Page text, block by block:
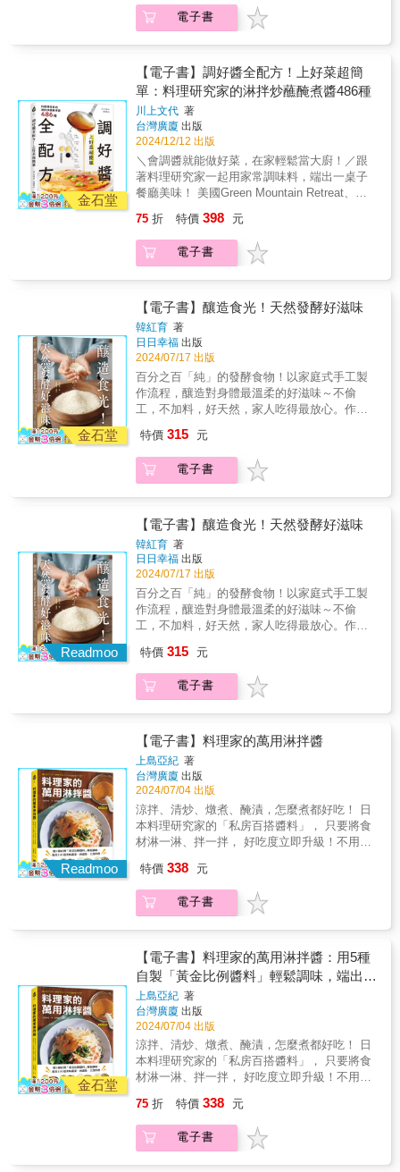
法，掌握調味知識的基本，就能做到大廚的水
準 跟著作者一起重新認識基本六味──我們口中
自為政」的多種食材， 喚醒食物中最鮮明的味
道，例如在湯頭精心熬製、添加各式厲害香料
的湯品中， 有鹽、沒鹽就可能是天堂與地獄之
差。鹽怎麼加？加多少？太鹹如何補救？這些
問題其實都有行家解法！ ⊕酸 有些料理讓人吃了
感到帶勁、爽口──祕訣就藏在適量的「酸」
中。酸味=加醋？ 真要說起來，柑橘類水果、酸
奶油、番茄、醃漬物與紅酒統統都是料理的酸
味好夥伴。 怎麼運用酸來平衡油膩感？每種帶
酸味食材／調料的運用方式都一樣嗎？就讓作
化（把洋蔥炒得褐中帶黑）、中和苦味（用糖
調味苦的菊苣）、 平衡酸味（義大利肉醬中番
茄過酸時，可加點糖）；更能掩蓋野味的腥羶
酪佐蜂蜜）。足見百搭、好用的糖，功能遠不
止創造甜蜜滋味這麼簡單。 ⊕油 長期遭到妖魔化
的油，近來被學界納入基本五味之外的第六
味：油脂味。 你知道食物所含脂溶性分子就是
要靠料理中的油來帶出味道嗎？少了油很可能
會美中不足。 而油的另一特性，就是把「餘
味」留在口腔內更久， 哪些菜餚非「加油」不
書要為讀者隆重揭曉。 ⊕苦 苦、澀、酸是許多人
常掛嘴邊，卻在料理與飲食過程中分辨不出的
三件事。 本章舉的特殊例子與實驗讓人秒懂
「苦」味入菜的好方法嗎？ 重新認識苦味、掌
握苦味，甚至活用苦味，或許，你的料理從此
能提升至一種全新境界。 ⊕鮮 歡迎來到調味進階
班。熟悉鹹、酸、甜、油、苦的門道後，不妨
善用鮮味讓料理更臻完美。 舉凡質地單薄扁
平、含鹽量已足卻猶感少了些什麼，或者想替
素菜增添一點「肉味」時， 統統可派鮮味食材
上場──如香菇、乳酪、魚露、番茄膏，都是你
的鮮味好朋友。 此外，作者還會告訴你鮮味應
真的十惡不赦嗎？ 只會在過辣的菜餚裡加水
「稀釋」？然後在過鹹的湯裡猛丟根莖類植物
「吸掉」鹹味？ 本書會逐一導正你過去的錯誤
認知，並帶領各位有心做好菜、 卻還不得調味
要領的料理迷走出窘境，擺脫見樹不見林的困
擾。 跟著瑟林加特主廚學習調味的語言，你也
能走完烹飪的最後一哩路、掌握料理好滋味。
★口碑推薦★ 談味覺的書多年來讀了許多，但
大多數皆由智識科普著眼，此書之難得與獨到
處，在於從實際烹調的應用面切入， 跳脫純粹
理論說解，將多年來已然建構完整的味覺論
述，進一步銜接導引至廚房裡的實作—— 鹹、
酸、甜、油、苦、鮮、香、辣、質地與顏色等
等之既定學理如此，那麼，究竟該「如何調
味」，才能真正達致平衡與美味？ 從概念、方
良多。 葉怡蘭／飲食生活作家、《Yilan美食生
活玩家》網站主人
基本六味「鹹、酸、甜、油、苦、鮮」在料理
中所扮演的角色、六種口味相互平衡的技巧
等。 另外，她也將「辣與刺激性」、「酒
精」、「質地」、「香氣」等純味覺外的元素
納入討論， 集結成一部架構完整、系統清晰的
調味學之書。 本書要帶你： ☉認識「鹹、酸、
甜、油、苦、鮮」味為料理與味蕾帶來的效果
☉調和上面六種基本味在一道料理中的平衡，
並嘗試各種可能的排列組合 ☉學會該如何拯救
一時失手、調味過重的菜餚 ☉了解在缺少某種
調味劑或增味食材時，可依什麼原則尋找替代
品 ☉用數十種實驗與食譜，將調味學的「紙上
法，掌握調味知識的基本，就能做到大廚的水
準 跟著作者一起重新認識基本六味──我們口中
「最熟悉的陌生人」： ⊕鹹 鹽的功能可不只帶來
道，例如在湯頭精心熬製、添加各式厲害香料
的湯品中， 有鹽、沒鹽就可能是天堂與地獄之
差。鹽怎麼加？加多少？太鹹如何補救？這些
問題其實都有行家解法！ ⊕酸 有些料理讓人吃了
感到帶勁、爽口──祕訣就藏在適量的「酸」
中。酸味=加醋？ 真要說起來，柑橘類水果、酸
奶油、番茄、醃漬物與紅酒統統都是料理的酸
味好夥伴。 怎麼運用酸來平衡油膩感？每種帶
酸味食材／調料的運用方式都一樣嗎？就讓作
化（把洋蔥炒得褐中帶黑）、中和苦味（用糖
調味苦的菊苣）、 平衡酸味（義大利肉醬中番
茄過酸時，可加點糖）；更能掩蓋野味的腥羶
酪佐蜂蜜）。足見百搭、好用的糖，功能遠不
止創造甜蜜滋味這麼簡單。 ⊕油 長期遭到妖魔化
的油，近來被學界納入基本五味之外的第六
味：油脂味。 你知道食物所含脂溶性分子就是
要靠料理中的油來帶出味道嗎？少了油很可能
會美中不足。 而油的另一特性，就是把「餘
味」留在口腔內更久， 哪些菜餚非「加油」不
書要為讀者隆重揭曉。 ⊕苦 苦、澀、酸是許多人
常掛嘴邊，卻在料理與飲食過程中分辨不出的
三件事。 本章舉的特殊例子與實驗讓人秒懂
「苦」味入菜的好方法嗎？ 重新認識苦味、掌
握苦味，甚至活用苦味，或許，你的料理從此
能提升至一種全新境界。 ⊕鮮 歡迎來到調味進階
班。熟悉鹹、酸、甜、油、苦的門道後，不妨
善用鮮味讓料理更臻完美。 舉凡質地單薄扁
平、含鹽量已足卻猶感少了些什麼，或者想替
素菜增添一點「肉味」時， 統統可派鮮味食材
上場──如香菇、乳酪、魚露、番茄膏，都是你
的鮮味好朋友。 此外，作者還會告訴你鮮味應
真的十惡不赦嗎？ 只會在過辣的菜餚裡加水
「稀釋」？然後在過鹹的湯裡猛丟根莖類植物
「吸掉」鹹味？ 本書會逐一導正你過去的錯誤
認知，並帶領各位有心做好菜、 卻還不得調味
要領的料理迷走出窘境，擺脫見樹不見林的困
擾。 跟著瑟林加特主廚學習調味的語言，你也
能走完烹飪的最後一哩路、掌握料理好滋味。
★口碑推薦★ 談味覺的書多年來讀了許多，但
大多數皆由智識科普著眼，此書之難得與獨到
處，在於從實際烹調的應用面切入， 跳脫純粹
理論說解，將多年來已然建構完整的味覺論
述，進一步銜接導引至廚房裡的實作—— 鹹、
等之既定學理如此，那麼，究竟該「如何調
味」，才能真正達致平衡與美味？ 從概念、方
法、程序、時機甚至過頭了該如何搶救……均
煎烤、熱炒、湯鍋都好用的調醬全書，486種滿
足全家人喜好的風味配方，不藏私全面收錄！
到「快速改變味道」的風味調醬，完整收錄！
大人小孩都愛的糖醋醬，只要將砂糖、醋、醬
油等依比例拌勻就完成， 除了炒糖醋肉，還能
淋在烘蛋上、煮在酸辣湯裡，輕鬆調好味道！
千篇一律的清蒸雞肉，也能有更多變化！除了
蘸蒜頭醬油外，改加西式風味的番茄酸豆醬、
美乃滋醃漬醬，或是南洋風味的香菇魚露醬、
香氣濃郁的韓式辣椒醬也很對味！只要用超市
都買得到的調味料，就可以簡單方便製作出多
種調醬，不用很會煮，也能端出豐富又好吃的
懂的「調醬比例圖解」，照著加就好吃的主廚
不藏私配方！★拯救忙碌主婦、料理苦手、做
菜新手，超過百道快速上桌的家常美味。★從
菜，吃不膩的多樣變化。◎ 調醬再進化！掌
握5大風味關鍵，就能做出好吃的靈魂調醬！中
式醬汁► 關鍵為香氣、油和熱度，以大火快炒
釋放香氣，讓調醬味道層次再升級。 西式醬汁
► 以鹽和胡椒為基本調味，再加入香草、辛香
料等不同變化，強調口味豐富。 日式醬汁► 強
調味道的平衡，以醬油、味醂和米酒1：1：1為
為特色，辣椒粉是關鍵，建議用韓國進口的辣
椒粉才夠正宗。南洋醬汁► 代表醬料為魚露，
並以酸甜辣為調味主軸，以濃郁辛香料點綴出
獨特魅力。 ◎ 本書特色特色1‧最好做！最懂
好醬」完美比例！本書作者川上文代不僅是星
級餐廳出身，也是長期開設料理課程、出版超
過百本食譜，深受日本媽媽們信賴的烹飪老
師。在本書中，她將多年來反覆試驗、改良的
「調醬比例」完整收錄，提供486種「家常化」
的大廚調味祕密，帶你輕鬆做出餐廳級的美味
料理！特色2‧最好用！多樣化的風味Ｘ烹調應
用，一次學會所有調醬配方，美味關鍵大公
開！ 本書中集結了日式高湯醬油、和風醬汁；
麻醬，還有韓式辣椒醬、南洋風魚露醬汁等最
好應用的家庭調醬配方。只要按照比例調好
醬，直接蘸、淋、拌就好吃，還可以運用在醃
特色3‧最好吃！活用調醬變化，經典家常菜也能
吃出新滋味，各國料理風味快速掌握！料理的
關鍵在調醬！只要改變調醬，麻婆豆腐也可以
是味噌清爽口味，或是孩子喜歡的番茄起司口
味；醬煮魚換成西式基底醬，就是充滿高級感
的橄欖燉魚。本書不僅有「一醬多吃」的萬用
醬料，也教你如何「換醬不換菜」，透過改變
懂！從烹調失手如何補救到食材的重量大小，
針對料理常見問題完整解惑！料理課程中最常
被問到的問題，都在本書中！不僅提供容易運
小心加太多鹽，或是辣度太高時如何調整等
「料理不失敗祕訣」，解決烹調中的所有疑難
雜症。◎ 讀者推薦「各種調味和醬汁的配比
寫得非常清楚且一目了然，我覺得這是一本值
得珍藏一輩子的書。我一直以來都有自己的調
味方式，但翻閱之後，卻還是學到了很多！」
──黑子「在圖書館看到，一眼就喜歡上了，於
是買了下來。因為我喜歡料理，這本書中內容
可以用在好多地方！」──朱順子◎ 料理專
家，合力推薦（依姓名首字筆畫排序）「調醬
食材改變調味比例是書中靈活焦點，擁有完美
調醬比例在家也能輕鬆變大廚！」──美國
Green Mountain Retreat、Executive Chef｜李
電子書
金石堂
【電子書】調好醬全配方！上好菜超簡
單：料理研究家的淋拌炒蘸醃煮醬486種
川上文代 著
台灣廣廈 出版
2024/12/12 出版
＼會調醬就能做好菜，在家輕鬆當大廚！／跟
著料理研究家一起用家常調味料，端出一桌子
餐廳美味！ 美國Green Mountain Retreat、
玲、家政煮廚金基師 齊聲推薦！涼拌、燉煮、
煎烤、熱炒、湯鍋都好用的調醬全書，486種滿
足全家人喜好的風味配方，不藏私全面收錄！
到「快速改變味道」的風味調醬，完整收錄！
大人小孩都愛的糖醋醬，只要將砂糖、醋、醬
油等依比例拌勻就完成， 除了炒糖醋肉，還能
淋在烘蛋上、煮在酸辣湯裡，輕鬆調好味道！
千篇一律的清蒸雞肉，也能有更多變化！除了
蘸蒜頭醬油外，改加西式風味的番茄酸豆醬、
美乃滋醃漬醬，或是南洋風味的香菇魚露醬、
香氣濃郁的韓式辣椒醬也很對味！只要用超市
都買得到的調味料，就可以簡單方便製作出多
百樣菜色，再也不用為料理傷腦筋。★一看就
懂的「調醬比例圖解」，照著加就好吃的主廚
不藏私配方！★拯救忙碌主婦、料理苦手、做
中西日韓到南洋料理，改變調醬就能簡單出
菜，吃不膩的多樣變化。◎ 調醬再進化！掌
握5大風味關鍵，就能做出好吃的靈魂調醬！中
式醬汁► 關鍵為香氣、油和熱度，以大火快炒
釋放香氣，讓調醬味道層次再升級。 西式醬汁
► 以鹽和胡椒為基本調味，再加入香草、辛香
料等不同變化，強調口味豐富。 日式醬汁► 強
基礎的百搭萬用醬汁。韓式醬汁► 辛辣但溫和
為特色，辣椒粉是關鍵，建議用韓國進口的辣
椒粉才夠正宗。南洋醬汁► 代表醬料為魚露，
家常菜的主廚級料理老師，公開不失敗的「調
好醬」完美比例！本書作者川上文代不僅是星
級餐廳出身，也是長期開設料理課程、出版超
過百本食譜，深受日本媽媽們信賴的烹飪老
師。在本書中，她將多年來反覆試驗、改良的
「調醬比例」完整收錄，提供486種「家常化」
的大廚調味祕密，帶你輕鬆做出餐廳級的美味
料理！特色2‧最好用！多樣化的風味Ｘ烹調應
用，一次學會所有調醬配方，美味關鍵大公
西式紅白醬汁、手作美乃滋；中式糖醋醬、芝
麻醬，還有韓式辣椒醬、南洋風魚露醬汁等最
好應用的家庭調醬配方。只要按照比例調好
醬，直接蘸、淋、拌就好吃，還可以運用在醃
肉、炒菜、燉煮、鍋物中，讓料理全面升級！
特色3‧最好吃！活用調醬變化，經典家常菜也能
吃出新滋味，各國料理風味快速掌握！料理的
關鍵在調醬！只要改變調醬，麻婆豆腐也可以
是味噌清爽口味，或是孩子喜歡的番茄起司口
味；醬煮魚換成西式基底醬，就是充滿高級感
的橄欖燉魚。本書不僅有「一醬多吃」的萬用
醬料，也教你如何「換醬不換菜」，透過改變
懂！從烹調失手如何補救到食材的重量大小，
針對料理常見問題完整解惑！料理課程中最常
被問到的問題，都在本書中！不僅提供容易運
75 折 特價 398 元
電子書
金石堂
【電子書】釀造食光！天然發酵好滋味
韓紅育 著
日日幸福 出版
2024/07/17 出版
百分之百「純」的發酵食物！以家庭式手工製
作流程，釀造對身體最溫柔的好滋味～不偷
工，不加料，好天然，家人吃得最放心。作者
式，從培育米麴、豆粕到釀造發酵，家庭式手
工製作流程，詳細解說做法、成功關鍵與保存
方法，讓你學會釀製26種廚房常備調味料、發
吃得最放心，為自己和家人的飲食把關，品嘗
天然美味，享受樂活每一天。◎不只增添迷人
風味，更富有營養價值──發酵食物發酵不僅為
食物增添甘鮮風味及香氣，更在發酵的過程
中，促進如酵母菌、乳酸菌、納豆菌等各式益
菌生長，轉化出人體好消化、好吸收的多種酵
素、維生素，營養價值更加倍。◎做法最簡單
易懂，小量生產也沒問題──在家釀造作者以多
年的釀造經驗，以最簡易、自然的發酵方式，
豆粕、麥粕，詳細介紹各類發酵食物和釀造做
法，清楚標示操作關鍵並解釋重點，讓任何人
都可以在家小量製作生產。◎多種配方食材變
電鍋保溫發酵就完成。→咖啡、玫瑰、豆漿、
南瓜甘糀★鹽麴：材料只需要鹽、米麴跟水。
→義式香料、蒜香洋蔥、老薑鹽麴★味噌：用
簡單的鹽或烘焙紙就能封口製作。→昆布、紅
麴、紅藜、甜味味噌★水果酵素：學會一種就
能應用多種水果。→洛神、青梅、檸檬、鳳梨
酵素★豆腐乳：用豆乾製作更省時。→水果酵
煮出來。→柴魚、酵素、純麥白醬油本書特色
※種類多樣：從甘糀、鹽麴、味噌、豆腐乳到
釀造醬油、水果酵素、康普茶，26種發酵食物
的份量。做法以製作流程呈現，方便好閱讀。
※口味豐富：不只學會基礎口味，由每種發酵
食物延伸變化出數種風味，讓你有更多美味運
用。
特價 315 元
電子書
Readmoo
【電子書】釀造食光！天然發酵好滋味
韓紅育 著
日日幸福 出版
2024/07/17 出版
百分之百「純」的發酵食物！以家庭式手工製
作流程，釀造對身體最溫柔的好滋味～不偷
工，不加料，好天然，家人吃得最放心。作者
式，從培育米麴、豆粕到釀造發酵，家庭式手
工製作流程，詳細解說做法、成功關鍵與保存
方法，讓你學會釀製26種廚房常備調味料、發
吃得最放心，為自己和家人的飲食把關，品嘗
天然美味，享受樂活每一天。◎不只增添迷人
風味，更富有營養價值──發酵食物發酵不僅為
食物增添甘鮮風味及香氣，更在發酵的過程
中，促進如酵母菌、乳酸菌、納豆菌等各式益
菌生長，轉化出人體好消化、好吸收的多種酵
素、維生素，營養價值更加倍。◎做法最簡單
易懂，小量生產也沒問題──在家釀造作者以多
年的釀造經驗，以最簡易、自然的發酵方式，
豆粕、麥粕，詳細介紹各類發酵食物和釀造做
法，清楚標示操作關鍵並解釋重點，讓任何人
都可以在家小量製作生產。◎多種配方食材變
電鍋保溫發酵就完成。→咖啡、玫瑰、豆漿、
南瓜甘糀★鹽麴：材料只需要鹽、米麴跟水。
→義式香料、蒜香洋蔥、老薑鹽麴★味噌：用
簡單的鹽或烘焙紙就能封口製作。→昆布、紅
麴、紅藜、甜味味噌★水果酵素：學會一種就
能應用多種水果。→洛神、青梅、檸檬、鳳梨
酵素★豆腐乳：用豆乾製作更省時。→水果酵
素、紅麴、傳統豆腐乳★醬油：以豆豉也能熬
※種類多樣：從甘糀、鹽麴、味噌、豆腐乳到
釀造醬油、水果酵素、康普茶，26種發酵食物
通通教給你。※方便實用：「釀造筆記」附上
特價 315 元
電子書
Readmoo
【電子書】料理家的萬用淋拌醬
上島亞紀 著
台灣廣廈 出版
2024/07/04 出版
涼拌、清炒、燉煮、醃漬，怎麼煮都好吃！ 日
本料理研究家的「私房百搭醬料」， 只要將食
材淋一淋、拌一拌， 好吃度立即升級！不用很
曆」料理分享家 Roka、 全聯會團膳廚師委員
會主任委員 小周師，美味推薦！ 怎麼搭怎麼好
吃！每個家庭都需要的最好用醬料書 & 「每次
忙，沒有時間認真做飯？」 & 長期活躍於料理
界、出版20多本食譜的上島亜紀老師， 不僅是
著名烹飪老師，也是時常擔任餐飲顧問、開發
食譜的家庭料理研究家。 為了符合現代人「生
活忙碌、又想好好吃飯」的需求， 她以快速、
方便、好吃為原則，首度公開自家常備「萬用
淋拌醬」！ & ►「芝麻味噌醬」──濃郁卻爽
口，和各種蔬菜、肉類都是絕配！ ►「醬油韭
菜醬」──冷熱皆宜的口味，輕鬆拌就是超級下
飯菜。 ►「美味鹽蔥醬」──在雞湯基底加入蔥
醬」──拌海鮮、夾三明治、煮通心粉都好吃。
►「蜂蜜洋蔥醬」──以平衡的甜與辛辣感，提
升食材本身滋味。 & 只要以家中現有調味料，
特價 338 元
電子書
金石堂
【電子書】料理家的萬用淋拌醬：用5種
自製「黃金比例醬料」輕鬆調味，端出
103道美味蔬菜、肉蛋魚、主食料理
上島亞紀 著
台灣廣廈 出版
2024/07/04 出版
涼拌、清炒、燉煮、醃漬，怎麼煮都好吃！ 日
本料理研究家的「私房百搭醬料」， 只要將食
材淋一淋、拌一拌， 好吃度立即升級！不用很
曆」料理分享家 Roka、 全聯會團膳廚師委員
會主任委員 小周師，美味推薦！ 怎麼搭怎麼好
吃！每個家庭都需要的最好用醬料書 & 「每次
75 折 特價 338 元
電子書